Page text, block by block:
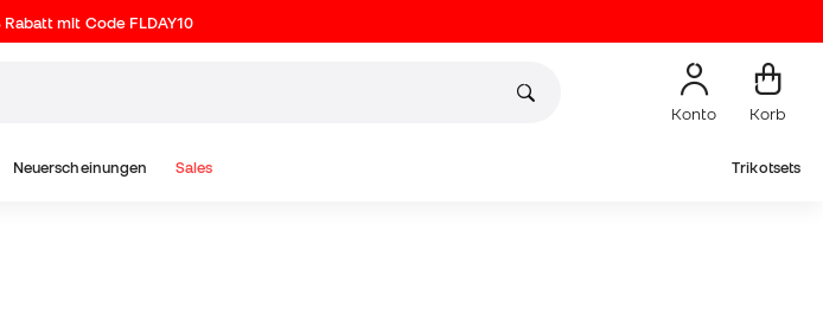
mit Code FLDAY10
Konto Korb
Neuerscheinungen Sales Trikotsets